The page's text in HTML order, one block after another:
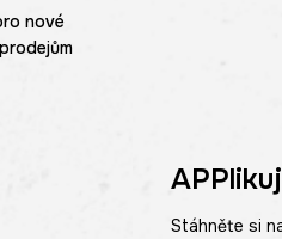
nové
Stáhněte si